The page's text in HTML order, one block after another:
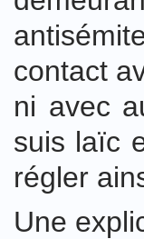
contact
ni avec
suis laïc
régler
Une